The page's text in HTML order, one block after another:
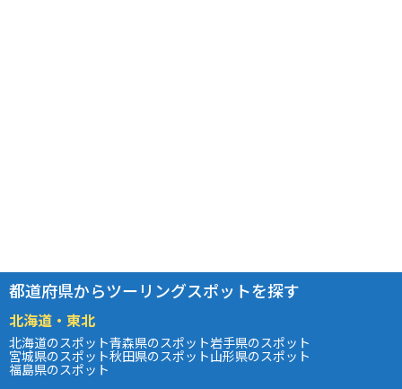
都道府県からツーリングスポットを探す
北海道・東北
北海道のスポット青森県のスポット岩手県のスポット
宮城県のスポット秋田県のスポット山形県のスポット
福島県のスポット